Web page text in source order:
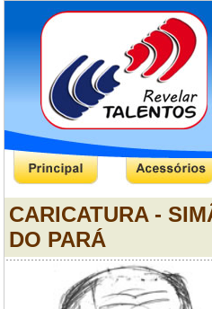
CARICATURA -
DO PARÁ